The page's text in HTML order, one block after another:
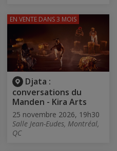
Djata :
conversations du
Manden - Kira Arts
25 novembre 2026, 19h30
Salle Jean-Eudes, Montréal,
QC
EN VENTE DANS 3 MOIS